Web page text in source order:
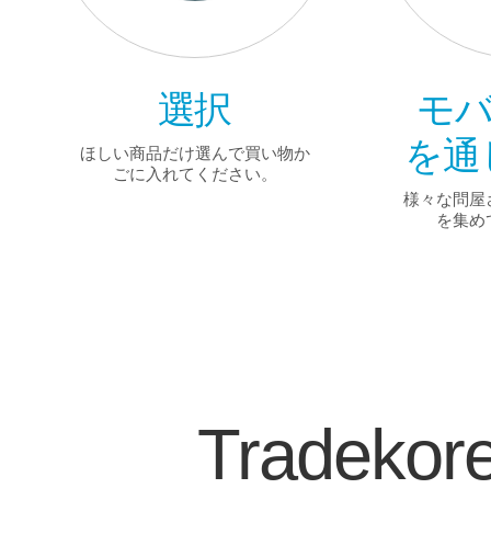
選択
ほしい商品だけ選んで買い物か
ごに入れてください。
モ
を
様々な問屋
を集め